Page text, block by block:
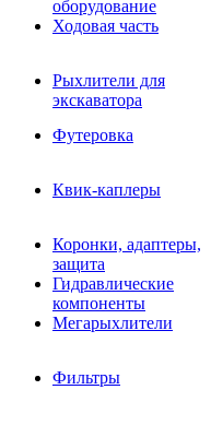
оборудование
Ходовая часть
Рыхлители для
экскаватора
Футеровка
Квик-каплеры
Коронки, адаптеры,
защита
Гидравлические
компоненты
Мегарыхлители
Фильтры